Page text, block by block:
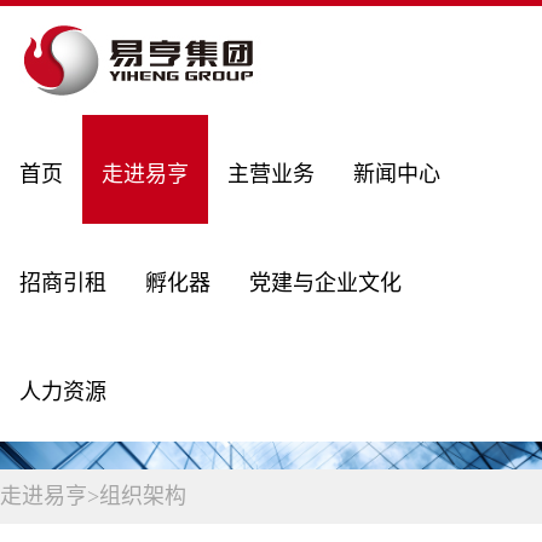
首页 走进易亨 主营业务 新闻中心
招商引租 孵化器 党建与企业文化
人力资源
走进易亨>组织架构